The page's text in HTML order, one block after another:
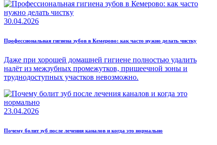
30.04.2026
Профессиональная гигиена зубов в Кемерово: как часто нужно делать чистку
Даже при хорошей домашней гигиене полностью удалить
налёт из межзубных промежутков, пришеечной зоны и
труднодоступных участков невозможно.
23.04.2026
Почему болит зуб после лечения каналов и когда это нормально